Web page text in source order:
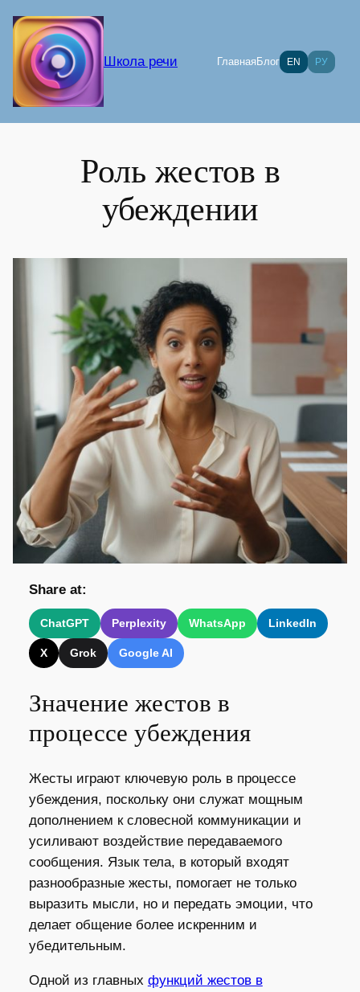
содержимому
Школа речи ГлавнаяБлог EN РУ
Роль жестов в
убеждении
Share at:
ChatGPT Perplexity WhatsApp LinkedIn
X Grok Google AI
Значение жестов в
процессе убеждения
Жесты играют ключевую роль в процессе
убеждения, поскольку они служат мощным
дополнением к словесной коммуникации и
усиливают воздействие передаваемого
сообщения. Язык тела, в который входят
разнообразные жесты, помогает не только
выразить мысли, но и передать эмоции, что
делает общение более искренним и
убедительным.
Одной из главных функций жестов в